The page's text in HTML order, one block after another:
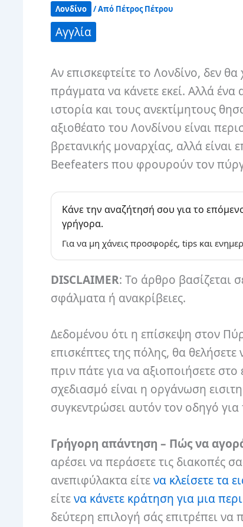
Λονδίνο / Από Πέτρος Πέτρου
Αγγλία
Αν επισκεφτείτε το Λονδίνο, δεν
πράγματα να κάνετε εκεί. Αλλά
ιστορία και τους ανεκτίμητους
αξιοθέατο του Λονδίνου είναι
βρετανικής μοναρχίας, αλλά
Beefeaters που φρουρούν τον
Κάνε την αναζήτησή σου για το
γρήγορα.
Για να μη χάνεις προσφορές, tips και
DISCLAIMER: Το άρθρο βασίζεται
σφάλματα ή ανακρίβειες.
Δεδομένου ότι η επίσκεψη στον
επισκέπτες της πόλης, θα
πριν πάτε για να αξιοποιήσετε
σχεδιασμό είναι η οργάνωση
συγκεντρώσει αυτόν τον οδηγό
Γρήγορη απάντηση – Πώς να
αρέσει να περάσετε τις διακοπές
ανεπιφύλακτα είτενα κλείσετε τα
είτενα κάνετε κράτηση για μια
δεύτερη επιλογή σάς επιτρέπει να